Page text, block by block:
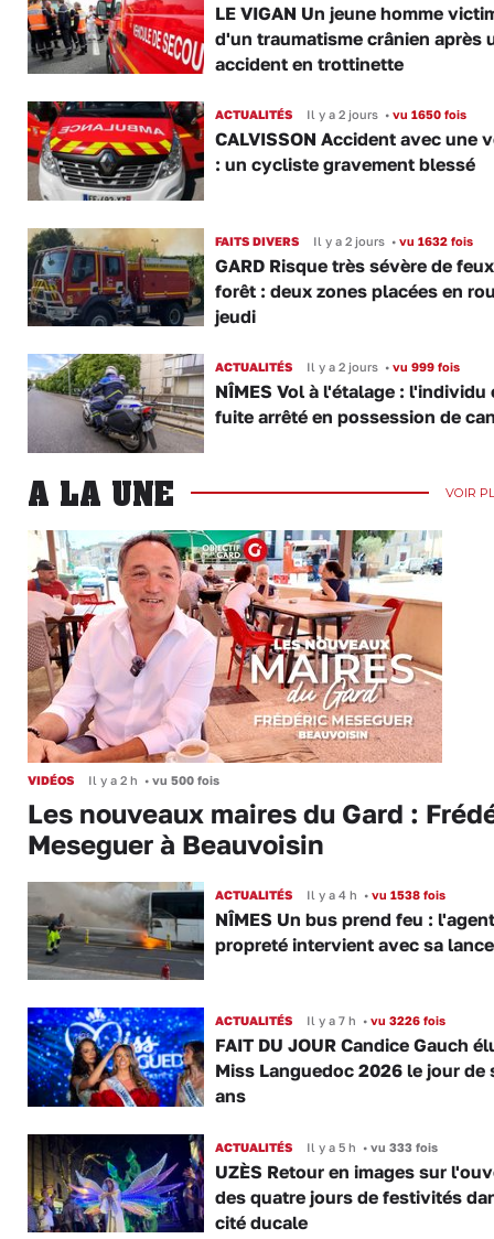
LE VIGAN Un jeune homme
d'un traumatisme crânien après
accident en trottinette
ACTUALITÉS Il y a 2 jours •vu 1650 fois
CALVISSON Accident avec une
: un cycliste gravement blessé
FAITS DIVERS Il y a 2 jours •vu 1632 fois
GARD Risque très sévère de
forêt : deux zones placées en
jeudi
ACTUALITÉS Il y a 2 jours •vu 999 fois
NÎMES Vol à l'étalage : l'individu
fuite arrêté en possession de
A LA UNE VOIR
VIDÉOS Il y a 2 h • vu 500 fois
Les nouveaux maires du Gard :
Meseguer à Beauvoisin
ACTUALITÉS Il y a 4 h •vu 1538 fois
NÎMES Un bus prend feu :
propreté intervient avec sa lance
ACTUALITÉS Il y a 7 h •vu 3226 fois
FAIT DU JOUR Candice Gauch
Miss Languedoc 2026 le jour de
ans
ACTUALITÉS Il y a 5 h •vu 333 fois
UZÈS Retour en images sur
des quatre jours de festivités
cité ducale